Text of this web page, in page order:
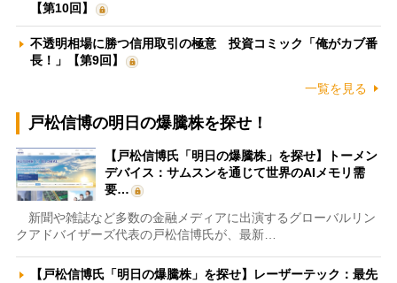
【第10回】
不透明相場に勝つ信用取引の極意 投資コミック「俺がカブ番
長！」【第9回】
一覧を見る
戸松信博の明日の爆騰株を探せ！
【戸松信博氏「明日の爆騰株」を探せ】トーメン
デバイス：サムスンを通じて世界のAIメモリ需
要…
新聞や雑誌など多数の金融メディアに出演するグローバルリン
クアドバイザーズ代表の戸松信博氏が、最新…
【戸松信博氏「明日の爆騰株」を探せ】レーザーテック：最先